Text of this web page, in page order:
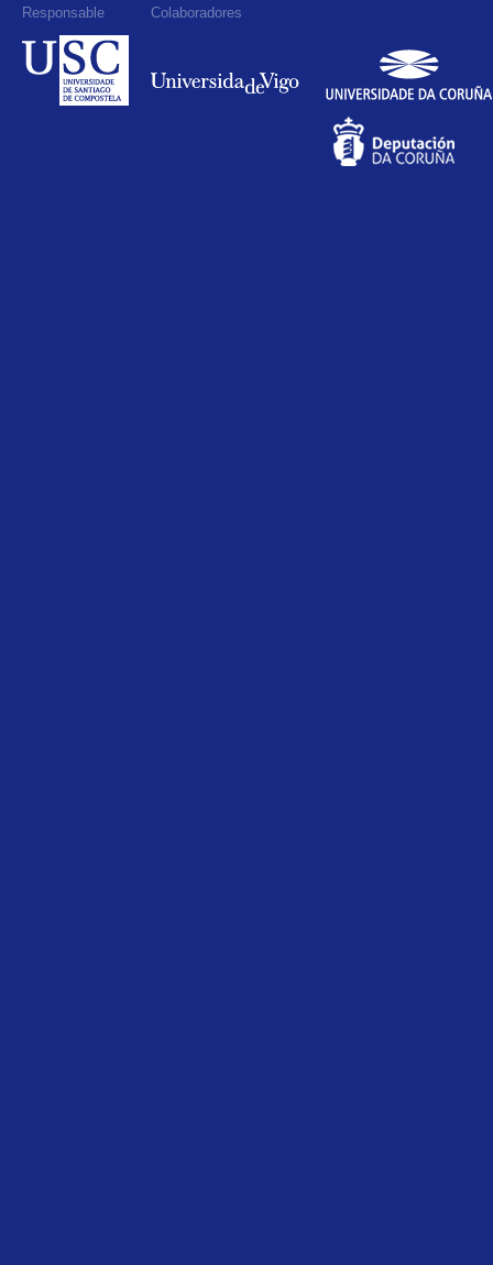
Responsable Colaboradores